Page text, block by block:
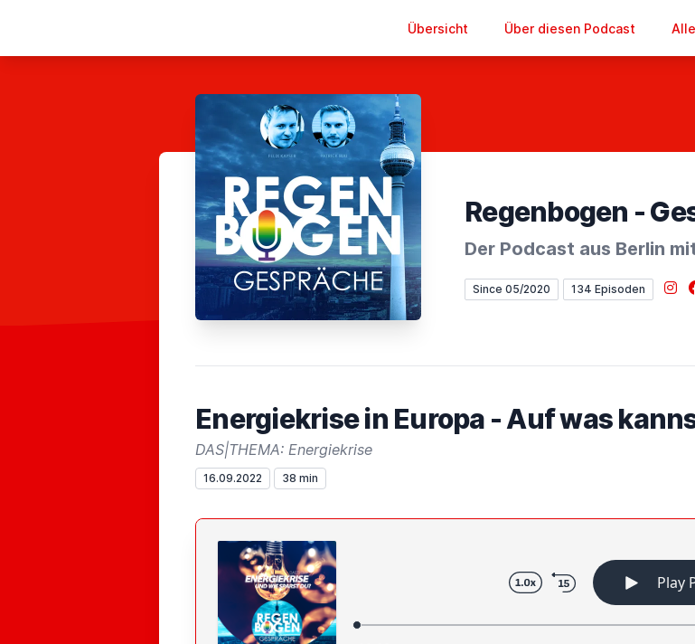
Übersicht Über diesen Podcast
Regenbogen -
Der Podcast aus Berlin
Since 05/2020 134 Episoden
Energiekrise in Europa - Auf was
DAS|THEMA: Energiekrise
16.09.2022 38 min